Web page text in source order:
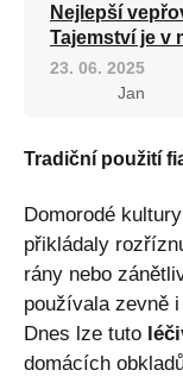
Nejlepší
Tajemství je v
23. 06. 2025
Jan
Tradiční použití
Domorodé
přikládaly
rány nebo
používala zevně
Dnes lze tuto
domácích